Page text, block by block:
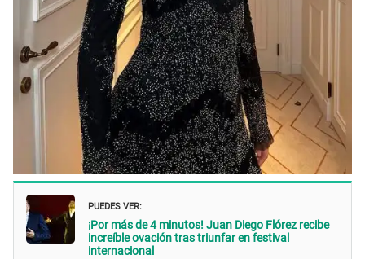
PUEDES VER:
¡Por más de 4 minutos! Juan Diego Flórez recibe
increíble ovación tras triunfar en festival
internacional